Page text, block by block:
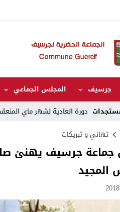
جرسيف المجلس الجماعي
العادية لشهر ماي المنعقدة يوم الأربعاء 06 ماي
تهاني و تبريكات
جرسيف يهنئ
المجيد